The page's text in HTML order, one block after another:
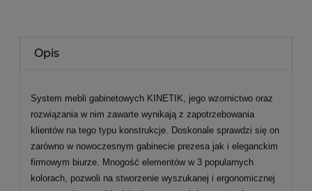
Opis
System mebli gabinetowych KINETIK, jego wzornictwo oraz
rozwiązania w nim zawarte wynikają z zapotrzebowania
klientów na tego typu konstrukcje. Doskonale sprawdzi się on
zarówno w nowoczesnym gabinecie prezesa jak i eleganckim
firmowym biurze. Mnogość elementów w 3 popularnych
kolorach, pozwoli na stworzenie wyszukanej i ergonomicznej